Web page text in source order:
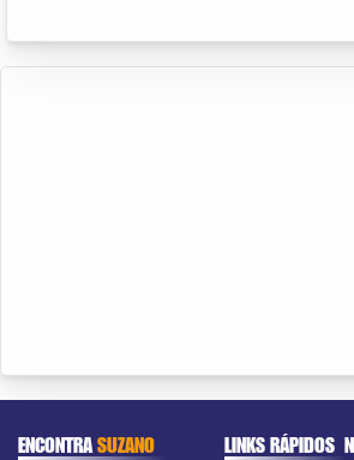
ENCONTRASUZANO LINKS RÁPIDOS